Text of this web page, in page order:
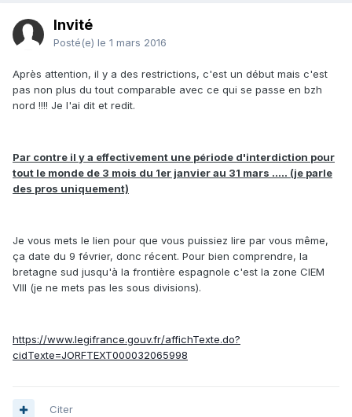
Invité
Posté(e) le 1 mars 2016
Après attention, il y a des restrictions, c'est un début mais c'est
pas non plus du tout comparable avec ce qui se passe en bzh
nord !!!! Je l'ai dit et redit.
Par contre il y a effectivement une période d'interdiction pour
tout le monde de 3 mois du 1er janvier au 31 mars ..... (je parle
des pros uniquement)
Je vous mets le lien pour que vous puissiez lire par vous même,
ça date du 9 février, donc récent. Pour bien comprendre, la
bretagne sud jusqu'à la frontière espagnole c'est la zone CIEM
VIII (je ne mets pas les sous divisions).
https://www.legifrance.gouv.fr/affichTexte.do?
cidTexte=JORFTEXT000032065998
Citer